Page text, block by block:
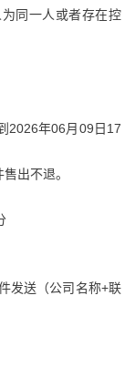
同一人或者存在控
2026年06月09日17
出不退。
发送（公司名称+联